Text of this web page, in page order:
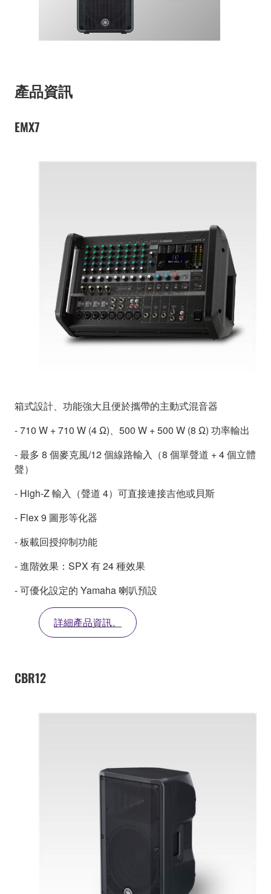
產品資訊
EMX7
箱式設計、功能強大且便於攜帶的主動式混音器
- 710 W + 710 W (4 Ω)、500 W + 500 W (8 Ω) 功率輸出
- 最多 8 個麥克風/12 個線路輸入（8 個單聲道 + 4 個立體
聲）
- High-Z 輸入（聲道 4）可直接連接吉他或貝斯
- Flex 9 圖形等化器
- 板載回授抑制功能
- 進階效果：SPX 有 24 種效果
- 可優化設定的 Yamaha 喇叭預設
詳細產品資訊。
CBR12